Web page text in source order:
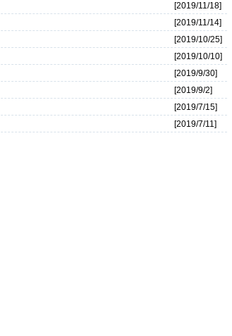
[2019/11/18]
[2019/11/14]
[2019/10/25]
[2019/10/10]
[2019/9/30]
[2019/9/2]
[2019/7/15]
[2019/7/11]